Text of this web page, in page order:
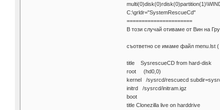
C:\grldr="SystemRescueCd"
======================
В този случай отиваме от Вин на
съответно се имаме файл menu.lst (
title SysrescueCD from hard-disk
root (hd0,0)
kernel /sysrcd/rescuecd
initrd /sysrcd/initram.igz
boot
title Clonezilla live on harddrive